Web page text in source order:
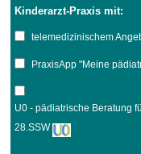
Kinderarzt-Praxis mit:
telemedizinischem
PraxisApp "Meine
U0 - pädiatrische Beratung
28.SSW